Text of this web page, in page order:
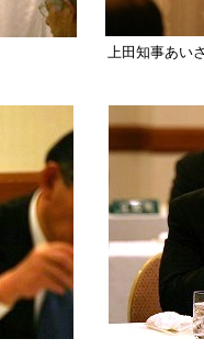
上田知事あい